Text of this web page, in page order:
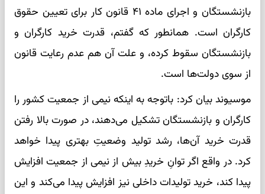
بازنشستگان و اجرای ماده ۴۱ قانون کار برای تعیین حقوق
کارگران است. همانطور که گفتم، قدرت خرید کارگران و
بازنشستگان سقوط کرده، و علت آن هم‌ عدم رعایت قانون
از سوی دولت‌ها است.
موسیوند بیان کرد: باتوجه به اینکه نیمی از جمعیت کشور را
کارگران و بازنشستگان تشکیل می‌دهند، در صورت بالا رفتن
قدرت خرید آن‌ها، رشد تولید وضعیتِ بهتری پیدا خواهد
کرد. در واقع اگر توانِ خریدِ بیش از نیمی از جمعیت افزایش
پیدا کند، خرید تولیدات داخلی نیز افزایش پیدا می‌کند و این